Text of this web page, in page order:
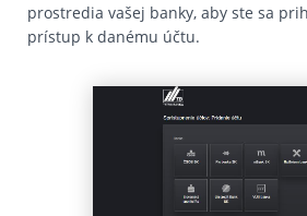
prostredia vašej banky, aby ste sa
prístup k danému účtu.